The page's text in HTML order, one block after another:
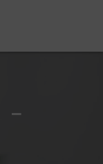
-